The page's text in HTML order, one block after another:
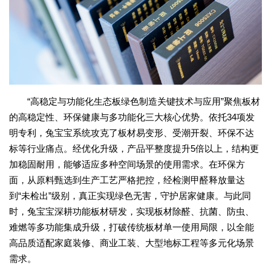
“高稳定与功能化生态板绿色制造关键技术与应用”聚焦板材
的高稳定性、环保健康与多功能化三大核心优势。依托34项发
明专利，兔宝宝系统攻克了板材易变形、受潮开裂、环保不达
标等行业痛点。经优化升级，产品平整度提升5倍以上，结构更
加稳固耐用，能够适应多种空间场景的使用需求。在环保方
面，从原料甄选到生产工艺严格把控，经检测甲醛释放量达
到“未检出”级别，真正实现绿色无害，守护居家健康。与此同
时，兔宝宝深耕功能板材研发，实现板材除醛、抗菌、防虫、
难燃等多功能集成升级，打破传统板材单一使用局限，以全能
高品质适配家庭装修、商业工装、大型地标工程等多元化场景
需求。